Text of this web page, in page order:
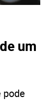
um
pode